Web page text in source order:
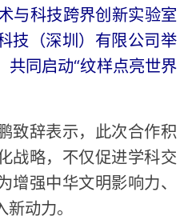
与科技跨界创新实验室
技（深圳）有限公司举
共同启动“纹样点亮世界
致辞表示，此次合作积
战略，不仅促进学科交
增强中华文明影响力、
动力。